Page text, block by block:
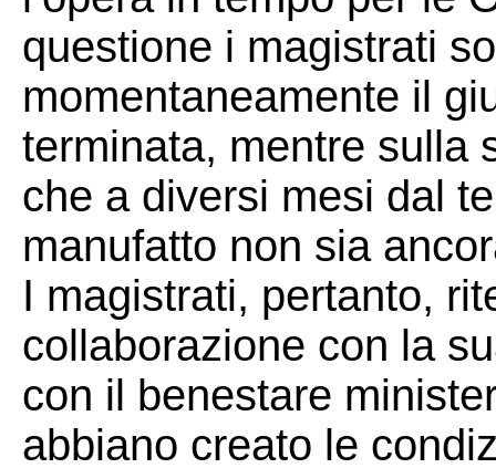
questione i magistrati
momentaneamente il
terminata, mentre sulla
che a diversi mesi dal
manufatto non sia
I magistrati, pertanto,
collaborazione con la
con il benestare
abbiano creato le